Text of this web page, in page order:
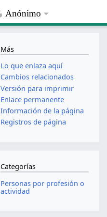
Anónimo
Más
Lo que enlaza aquí
Cambios relacionados
Versión para imprimir
Enlace permanente
Información de la página
Registros de página
Categorías
Personas por profesión o
actividad